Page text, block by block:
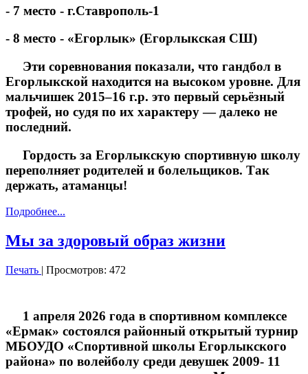
- 7 место - г.Ставрополь-1
- 8 место - «Егорлык» (Егорлыкская СШ)
Эти соревнования показали, что гандбол в
Егорлыкской находится на высоком уровне. Для
мальчишек 2015–16 г.р. это первый серьёзный
трофей, но судя по их характеру — далеко не
последний.
Гордость за Егорлыкскую спортивную школу
переполняет родителей и болельщиков. Так
держать, атаманцы!
Подробнее...
Мы за здоровый образ жизни
Печать | Просмотров: 472
1 апреля 2026 года в спортивном комплексе
«Ермак» состоялся районный открытый турнир
МБОУДО «Спортивной школы Егорлыкского
района» по волейболу среди девушек 2009- 11